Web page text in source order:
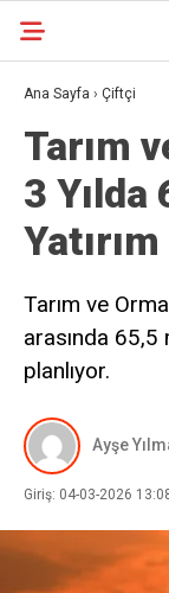
Ana Sayfa › Çiftçi
Tarım
3
Tarım ve
arasında 65,5
planlıyor.
Ayşe
Giriş: 04-03-2026